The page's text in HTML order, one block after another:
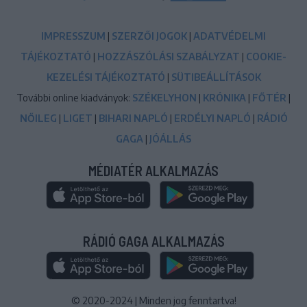
IMPRESSZUM | SZERZŐI JOGOK | ADATVÉDELMI
TÁJÉKOZTATÓ | HOZZÁSZÓLÁSI SZABÁLYZAT | COOKIE-
KEZELÉSI TÁJÉKOZTATÓ | SÜTIBEÁLLÍTÁSOK
További online kiadványok: SZÉKELYHON | KRÓNIKA | FŐTÉR |
NŐILEG | LIGET | BIHARI NAPLÓ | ERDÉLYI NAPLÓ | RÁDIÓ
GAGA | JÓÁLLÁS
MÉDIATÉR ALKALMAZÁS
RÁDIÓ GAGA ALKALMAZÁS
© 2020-2024 | Minden jog fenntartva!